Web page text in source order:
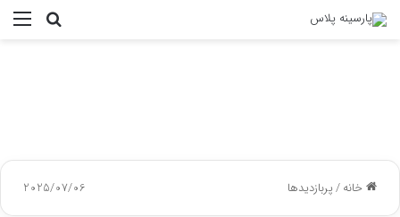
جستجو
خانه/پربازدیدها 2025/07/06